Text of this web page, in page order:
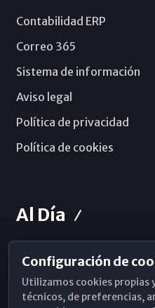
Contabilidad ERP
Correo 365
Sistema de información
Aviso legal
Política de privacidad
Política de cookies
Al Día
Horarios de Misa
Hemeroteca
Configuración de
Utilizamos cookies propias
técnicos, de preferencias,